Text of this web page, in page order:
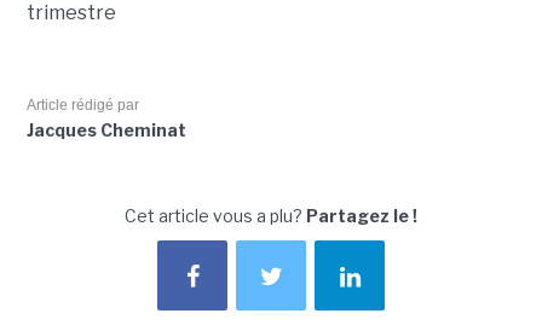
trimestre
Article rédigé par
Jacques Cheminat
Cet article vous a plu? Partagez le !